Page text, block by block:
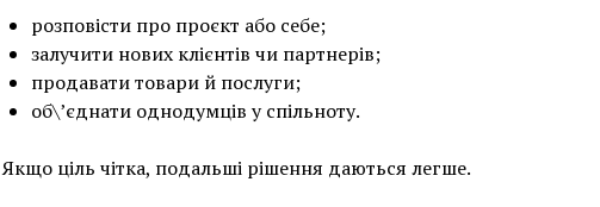
розповісти про проєкт або себе;
залучити нових клієнтів чи партнерів;
продавати товари й послуги;
об\’єднати однодумців у спільноту.
Якщо ціль чітка, подальші рішення даються легше.